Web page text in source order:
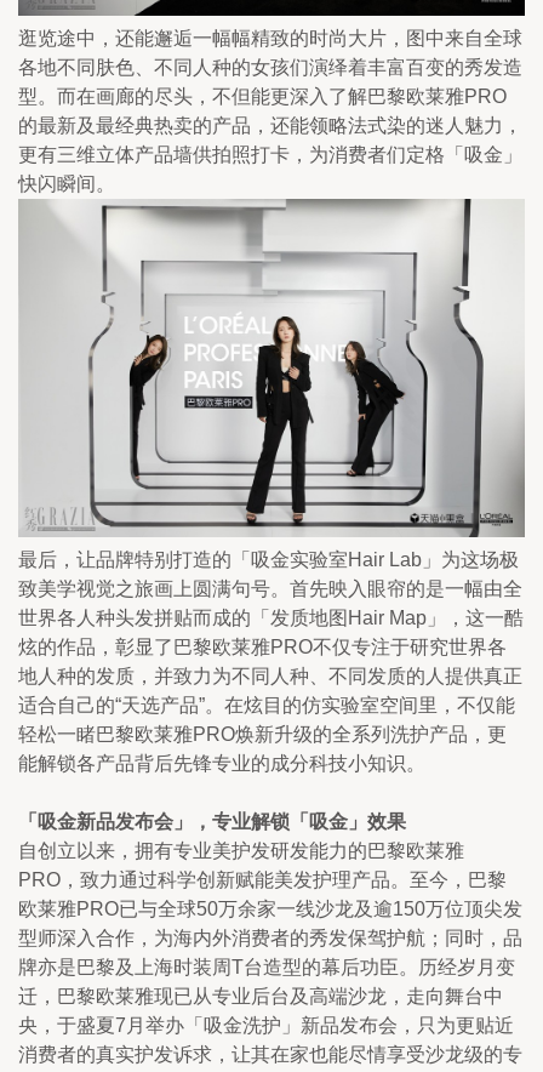
逛览途中，还能邂逅一幅幅精致的时尚大片，图中来自全球
各地不同肤色、不同人种的女孩们演绎着丰富百变的秀发造
型。而在画廊的尽头，不但能更深入了解巴黎欧莱雅PRO
的最新及最经典热卖的产品，还能领略法式染的迷人魅力，
更有三维立体产品墙供拍照打卡，为消费者们定格「吸金」
快闪瞬间。
最后，让品牌特别打造的「吸金实验室Hair Lab」为这场极
致美学视觉之旅画上圆满句号。首先映入眼帘的是一幅由全
世界各人种头发拼贴而成的「发质地图Hair Map」，这一酷
炫的作品，彰显了巴黎欧莱雅PRO不仅专注于研究世界各
地人种的发质，并致力为不同人种、不同发质的人提供真正
适合自己的“天选产品”。在炫目的仿实验室空间里，不仅能
轻松一睹巴黎欧莱雅PRO焕新升级的全系列洗护产品，更
能解锁各产品背后先锋专业的成分科技小知识。
「吸金新品发布会」，专业解锁「吸金」效果
自创立以来，拥有专业美护发研发能力的巴黎欧莱雅
PRO，致力通过科学创新赋能美发护理产品。至今，巴黎
欧莱雅PRO已与全球50万余家一线沙龙及逾150万位顶尖发
型师深入合作，为海内外消费者的秀发保驾护航；同时，品
牌亦是巴黎及上海时装周T台造型的幕后功臣。历经岁月变
迁，巴黎欧莱雅现已从专业后台及高端沙龙，走向舞台中
央，于盛夏7月举办「吸金洗护」新品发布会，只为更贴近
消费者的真实护发诉求，让其在家也能尽情享受沙龙级的专